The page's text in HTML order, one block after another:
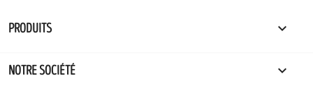
PRODUITS 
NOTRE SOCIÉTÉ 